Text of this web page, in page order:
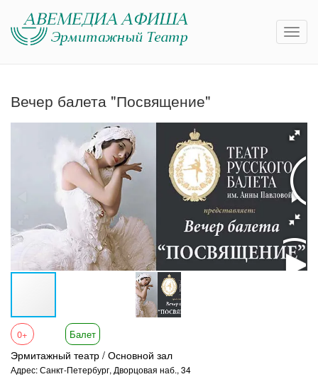
Вечер балета "Посвящение"
0+ Балет
Эрмитажный театр / Основной зал
Адрес: Санкт-Петербург, Дворцовая наб., 34